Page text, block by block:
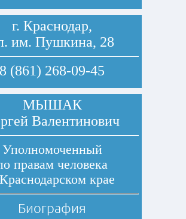
г. Краснодар,
им. Пушкина, 28
8 (861) 268-09-45
МЫШАК
Валентинович
Уполномоченный
правам человека
крае
Биография